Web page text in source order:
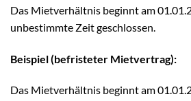
Das Mietverhältnis beginnt am
unbestimmte Zeit geschlossen.
Beispiel (befristeter Mietvertrag):
Das Mietverhältnis beginnt am